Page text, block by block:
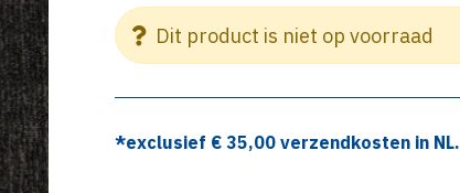
Dit product is niet op voorraad
*exclusief €35,00 verzendkosten in NL.